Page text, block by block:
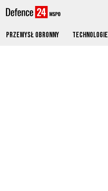
Przemysł obronny Technologie